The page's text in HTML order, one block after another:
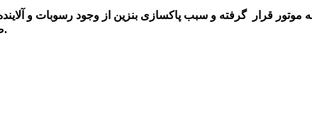
موتور قرار گرفته و سبب پاکسازی بنزین از وجود رسوبات و
صندلی عقب راننده و در کنار پمپ بنزین خودرو قرار گرفته اند.